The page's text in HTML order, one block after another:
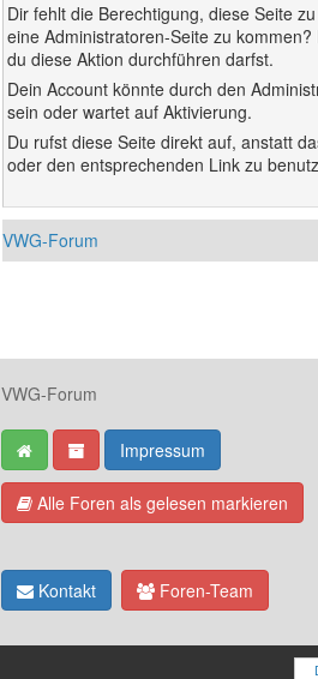
Dir fehlt die Berechtigung, diese Seite
eine Administratoren-Seite zu
du diese Aktion durchführen darfst.
Dein Account könnte durch den
sein oder wartet auf Aktivierung.
Du rufst diese Seite direkt auf, anstatt
oder den entsprechenden Link zu
VWG-Forum
VWG-Forum
Impressum
Alle Foren als gelesen markieren
Kontakt Foren-Team